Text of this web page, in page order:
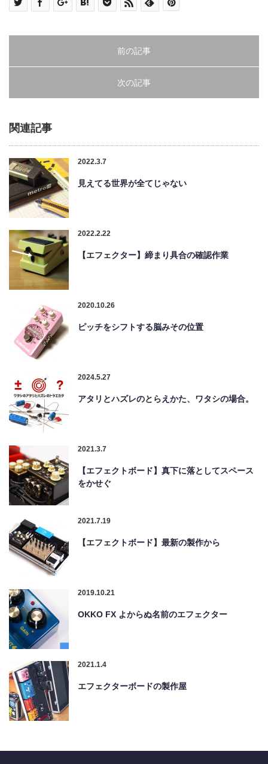
前の記事
次の記事
関連記事
2022.3.7
見えてる世界が全てじゃない
2022.2.22
【エフェクター】締まり具合の確認作業
2020.10.26
ピッチをシフトする脳みその位置
2024.5.27
アタリとハズレのとらえかた、ワタシの場合。
2021.3.7
【エフェクトボード】真下に落としてスペース
をかせぐ
2021.7.19
【エフェクトボード】最新の製作から
2019.10.21
OKKO FX よからぬ名前のエフェクター
2021.1.4
エフェクターボードの製作屋